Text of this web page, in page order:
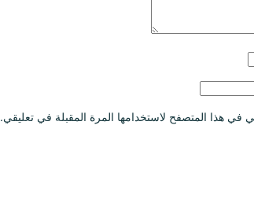
في هذا المتصفح لاستخدامها المرة المقبلة في تعليقي.